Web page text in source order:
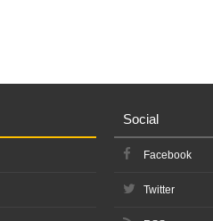
Social
Facebook
Twitter